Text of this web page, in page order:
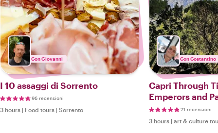
Con Giovanni
I 10 assaggi di Sorrento
96 recensioni
3 hours | Food tours | Sorrento
Con Costantino
Capri Through
Emperors and
21 recensioni
3 hours | art & culture